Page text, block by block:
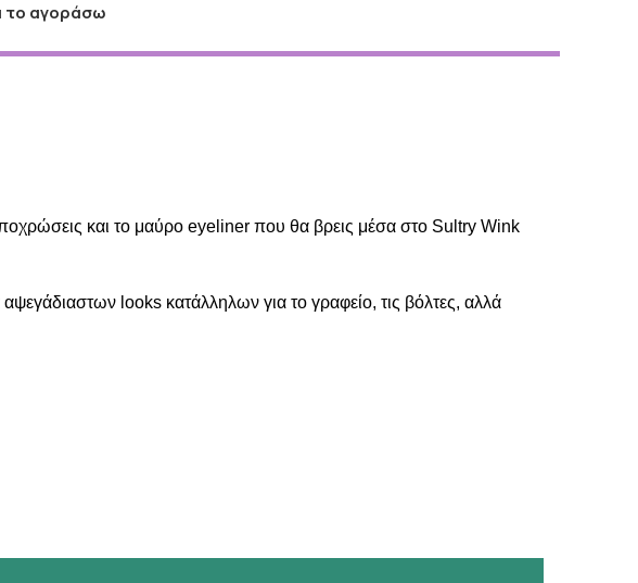
αγοράσω
και το μαύρο eyeliner που θα βρεις μέσα στο Sultry Wink
looks κατάλληλων για το γραφείο, τις βόλτες, αλλά